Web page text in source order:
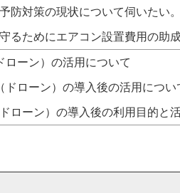
防対策の現状について伺いたい。
るためにエアコン設置費用の助
ローン）の活用について
ドローン）の導入後の活用につい
ローン）の導入後の利用目的と